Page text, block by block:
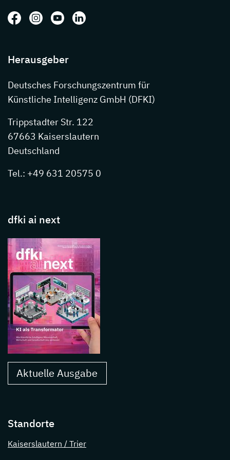
Folgen Sie uns auf: Facebook
Folgen Sie uns auf: Instagram
Folgen Sie uns auf: Youtube
Folgen Sie uns auf: LinkedIn
Herausgeber
Deutsches Forschungszentrum für
Künstliche Intelligenz GmbH (DFKI)
Trippstadter Str. 122
67663 Kaiserslautern
Deutschland
Tel.: +49 631 20575 0
dfki ai next
Aktuelle Ausgabe
Standorte
Kaiserslautern / Trier